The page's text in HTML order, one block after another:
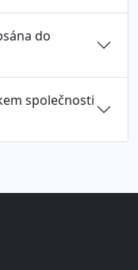
do
společnosti